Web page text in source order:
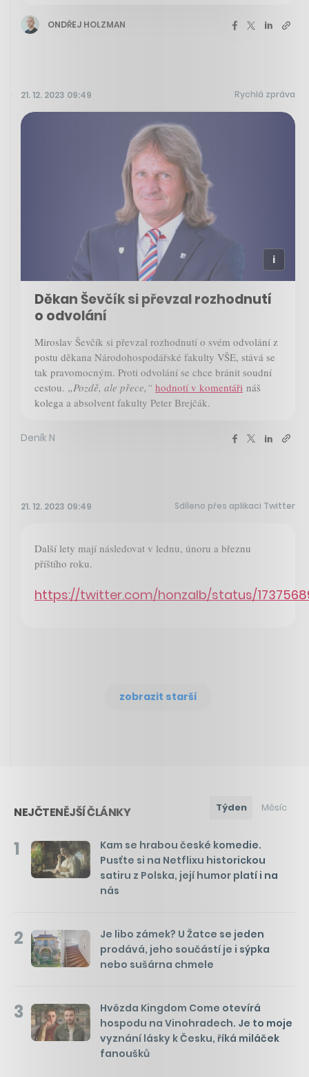
ONDŘEJ HOLZMAN
21. 12. 2023 09:49 Rychlá zpráva
Děkan Ševčík si převzal rozhodnutí
o odvolání
Miroslav Ševčík si převzal rozhodnutí o svém odvolání z
postu děkana Národohospodářské fakulty VŠE, stává se
tak pravomocným. Proti odvolání se chce bránit soudní
cestou. „Pozdě, ale přece,“ hodnotí v komentáři náš
kolega a absolvent fakulty Peter Brejčák.
Deník N
21. 12. 2023 09:49 Sdíleno přes aplikaci Twitter
Další lety mají následovat v lednu, únoru a březnu
příštího roku.
https://twitter.com/honzalb/status/
zobrazit starší
NEJČTENĚJŠÍ ČLÁNKY Týden Měsíc
1
Kam se hrabou české komedie.
Pusťte si na Netflixu historickou
satiru z Polska, její humor platí i na
nás
2
Je libo zámek? U Žatce se jeden
prodává, jeho součástí je i sýpka
nebo sušárna chmele
3
Hvězda Kingdom Come otevírá
hospodu na Vinohradech. Je to moje
vyznání lásky k Česku, říká miláček
fanoušků